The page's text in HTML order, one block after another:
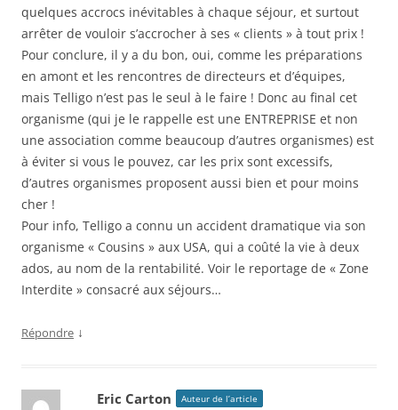
quelques accrocs inévitables à chaque séjour, et surtout
arrêter de vouloir s’accrocher à ses « clients » à tout prix !
Pour conclure, il y a du bon, oui, comme les préparations
en amont et les rencontres de directeurs et d’équipes,
mais Telligo n’est pas le seul à le faire ! Donc au final cet
organisme (qui je le rappelle est une ENTREPRISE et non
une association comme beaucoup d’autres organismes) est
à éviter si vous le pouvez, car les prix sont excessifs,
d’autres organismes proposent aussi bien et pour moins
cher !
Pour info, Telligo a connu un accident dramatique via son
organisme « Cousins » aux USA, qui a coûté la vie à deux
ados, au nom de la rentabilité. Voir le reportage de « Zone
Interdite » consacré aux séjours…
Répondre ↓
Eric Carton Auteur de l’article